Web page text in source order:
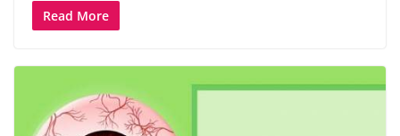
Read More